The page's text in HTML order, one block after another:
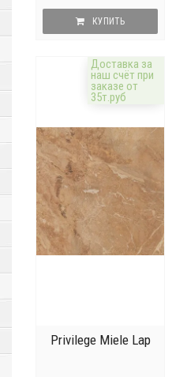
КУПИТЬ
Доставка за
наш счёт при
заказе от
35т.руб
Privilege Miele Lap